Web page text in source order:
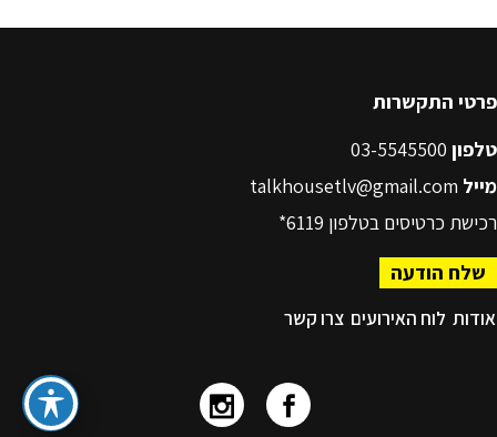
פרטי התקשרות
טלפון
מייל talkhousetlv@gmail.com
רכישת כרטיסים בטלפון 6119*
שלח הודעה
אודות לוח האירועים צרו קשר